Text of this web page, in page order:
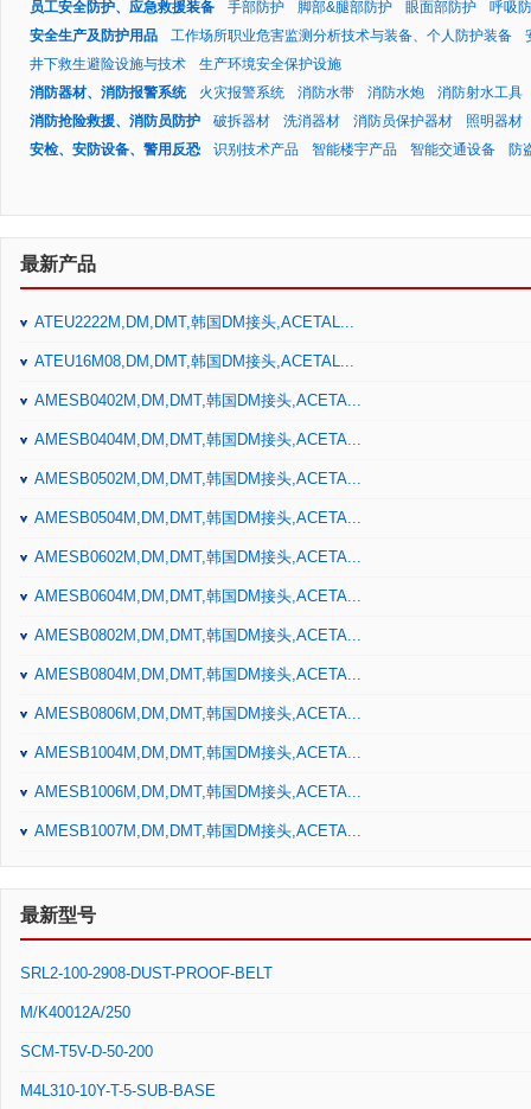
员工安全防护、应急救援装备
手部防护 脚部&腿部防护 眼面部防护
呼吸
安全生产及防护用品
工作场所职业危害监测分析技术与装备、个人防护装备
井下救生避险设施与技术
生产环境安全保护设施
消防器材、消防报警系统
火灾报警系统 消防水带 消防水炮
消防射水工具
消防抢险救援、消防员防护
破拆器材 洗消器材 消防员保护器材
照明器材
安检、安防设备、警用反恐
识别技术产品 智能楼宇产品 智能交通设备 防
最新产品
ATEU2222M,DM,DMT,韩国DM接头,ACETAL...
ATEU16M08,DM,DMT,韩国DM接头,ACETAL...
AMESB0402M,DM,DMT,韩国DM接头,ACETA...
AMESB0404M,DM,DMT,韩国DM接头,ACETA...
AMESB0502M,DM,DMT,韩国DM接头,ACETA...
AMESB0504M,DM,DMT,韩国DM接头,ACETA...
AMESB0602M,DM,DMT,韩国DM接头,ACETA...
AMESB0604M,DM,DMT,韩国DM接头,ACETA...
AMESB0802M,DM,DMT,韩国DM接头,ACETA...
AMESB0804M,DM,DMT,韩国DM接头,ACETA...
AMESB0806M,DM,DMT,韩国DM接头,ACETA...
AMESB1004M,DM,DMT,韩国DM接头,ACETA...
AMESB1006M,DM,DMT,韩国DM接头,ACETA...
AMESB1007M,DM,DMT,韩国DM接头,ACETA...
最新型号
SRL2-100-2908-DUST-PROOF-BELT
M/K40012A/250
SCM-T5V-D-50-200
M4L310-10Y-T-5-SUB-BASE